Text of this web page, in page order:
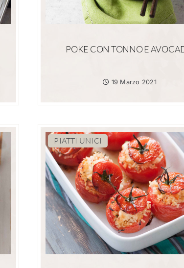
POKE CON TONNO E
19 Marzo 2021
PIATTI UNICI